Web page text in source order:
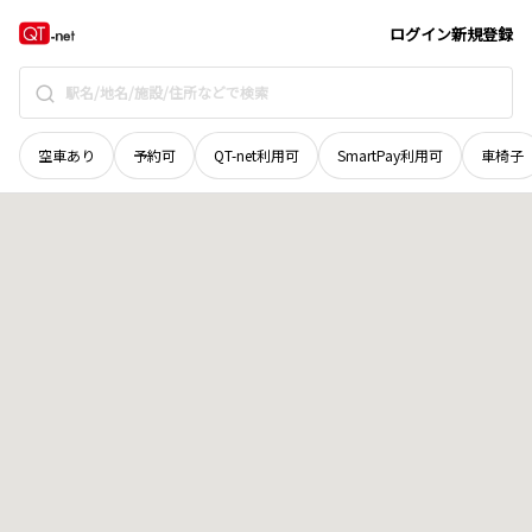
ログイン新規登録
空車あり 予約可 QT-net利用可 SmartPay利用可 車椅子
新潟県